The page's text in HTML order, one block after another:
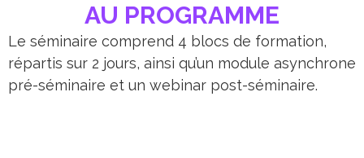
AU PROGRAMME
Le séminaire comprend 4 blocs de formation,
répartis sur 2 jours, ainsi qu’un module asynchrone
pré-séminaire et un webinar post-séminaire.